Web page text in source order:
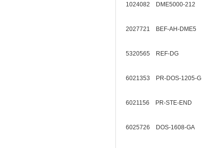
1024082 DME5000-212
2027721 BEF-AH-DME5
5320565 REF-DG
6021353 PR-DOS-1205-G
6021156 PR-STE-END
6025726 DOS-1608-GA